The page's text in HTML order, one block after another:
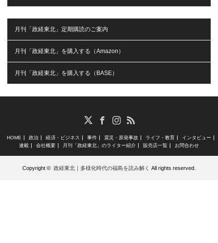
月刊「政経東北」定期購読のご案内
月刊「政経東北」を購入する（Amazon）
月刊「政経東北」を購入する（BASE）
FacebookInstagram
RSS
HOME 政治 経済・ビジネス 事件 震災・原発事故 ライフ・教育
インタビュー
連載
会社概要 月刊「政経東北」のライター紹介 販売店一覧 お問合わせ
Copyright © 政経東北｜多様化時代の福島を読み解く All rights reserved.